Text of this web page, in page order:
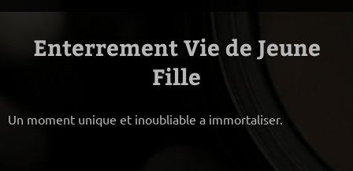
Enterrement Vie de Jeune
Fille
Un moment unique et inoubliable a immortaliser.